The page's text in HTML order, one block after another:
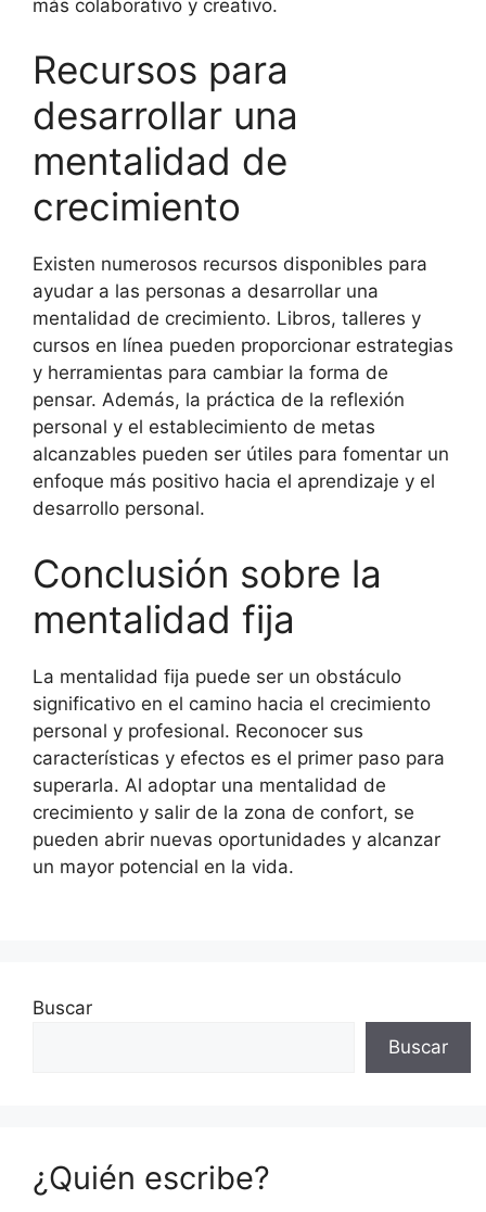
más colaborativo y creativo.
Recursos para
desarrollar una
mentalidad de
crecimiento
Existen numerosos recursos disponibles para
ayudar a las personas a desarrollar una
mentalidad de crecimiento. Libros, talleres y
cursos en línea pueden proporcionar estrategias
y herramientas para cambiar la forma de
pensar. Además, la práctica de la reflexión
personal y el establecimiento de metas
alcanzables pueden ser útiles para fomentar un
enfoque más positivo hacia el aprendizaje y el
desarrollo personal.
Conclusión sobre la
mentalidad fija
La mentalidad fija puede ser un obstáculo
significativo en el camino hacia el crecimiento
personal y profesional. Reconocer sus
características y efectos es el primer paso para
superarla. Al adoptar una mentalidad de
crecimiento y salir de la zona de confort, se
pueden abrir nuevas oportunidades y alcanzar
un mayor potencial en la vida.
Buscar
Buscar
¿Quién escribe?